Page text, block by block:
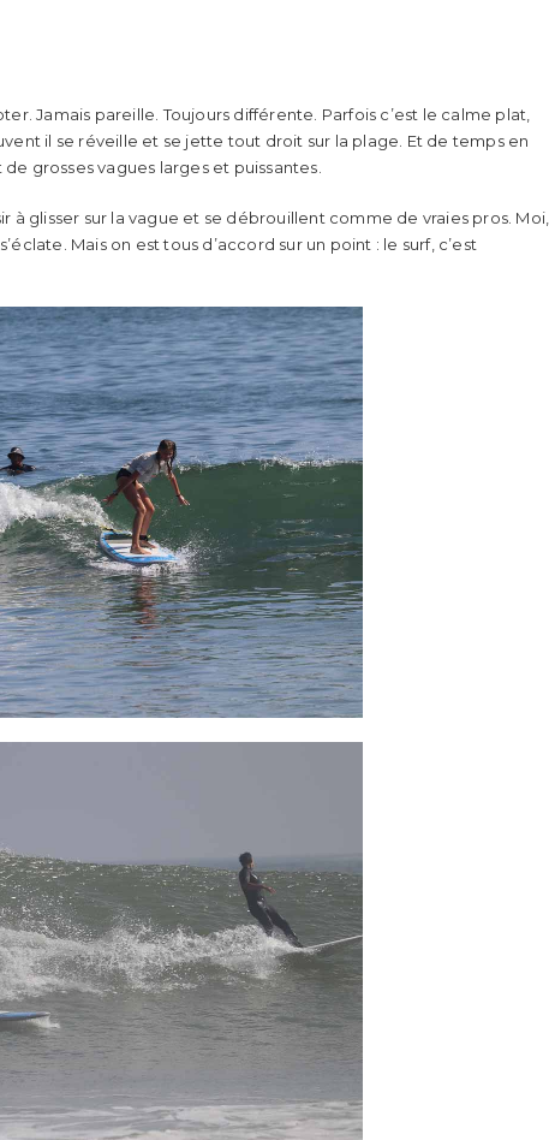
Jamais pareille. Toujours différente. Parfois c’est le calme plat,
il se réveille et se jette tout droit sur la plage. Et de temps en
grosses vagues larges et puissantes.
à glisser sur la vague et se débrouillent comme de vraies pros. Moi,
Mais on est tous d’accord sur un point : le surf, c’est